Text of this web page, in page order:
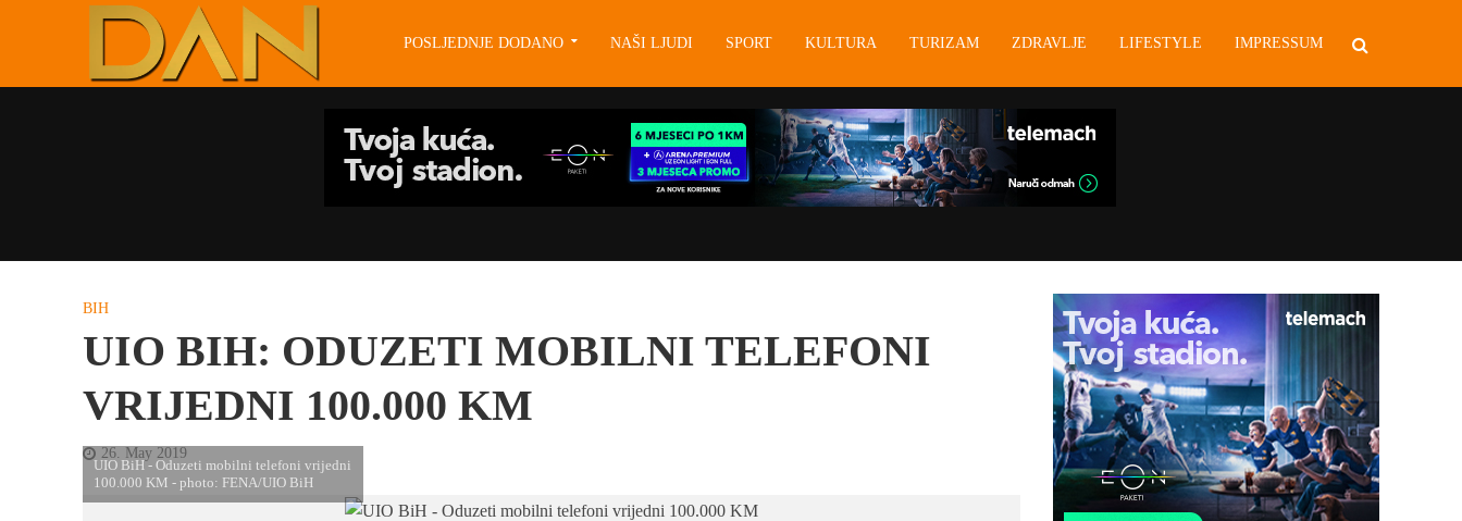
POSLJEDNJE DODANO NAŠI LJUDI SPORT KULTURA TURIZAM ZDRAVLJE LIFESTYLE IMPRESSUM
BIH
UIO BIH: ODUZETI MOBILNI TELEFONI
VRIJEDNI 100.000 KM
26. May 2019
UIO BiH - Oduzeti mobilni telefoni vrijedni
100.000 KM - photo: FENA/UIO BiH